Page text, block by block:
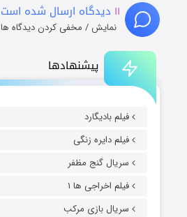
پیشنهادها
فیلم بادیگارد
فیلم دایره زنگی
سریال گنج مظفر
فیلم اخراجی ها ۱
سریال بازی مرکب
۱۱ دیدگاه ارسال شده است
نمایش / مخفی کردن دیدگاه ها